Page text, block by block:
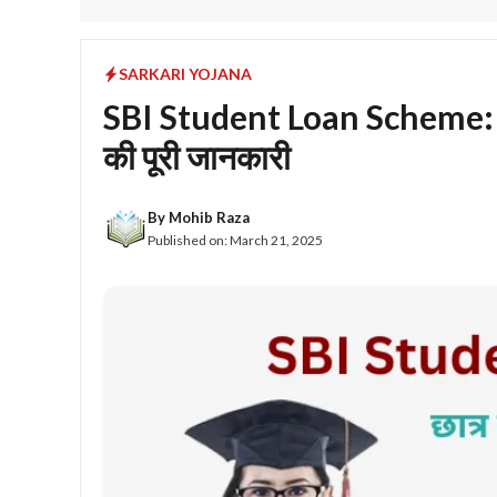
SARKARI YOJANA
SBI Student Loan
की पूरी जानकारी
By Mohib Raza
Published on:March 21, 2025